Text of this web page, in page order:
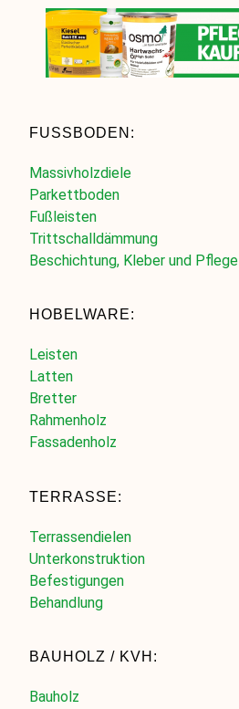
FUSSBODEN:
Massivholzdiele
Parkettboden
Fußleisten
Trittschalldämmung
Beschichtung, Kleber und Pflege
HOBELWARE:
Leisten
Latten
Bretter
Rahmenholz
Fassadenholz
TERRASSE:
Terrassendielen
Unterkonstruktion
Befestigungen
Behandlung
BAUHOLZ / KVH:
Bauholz